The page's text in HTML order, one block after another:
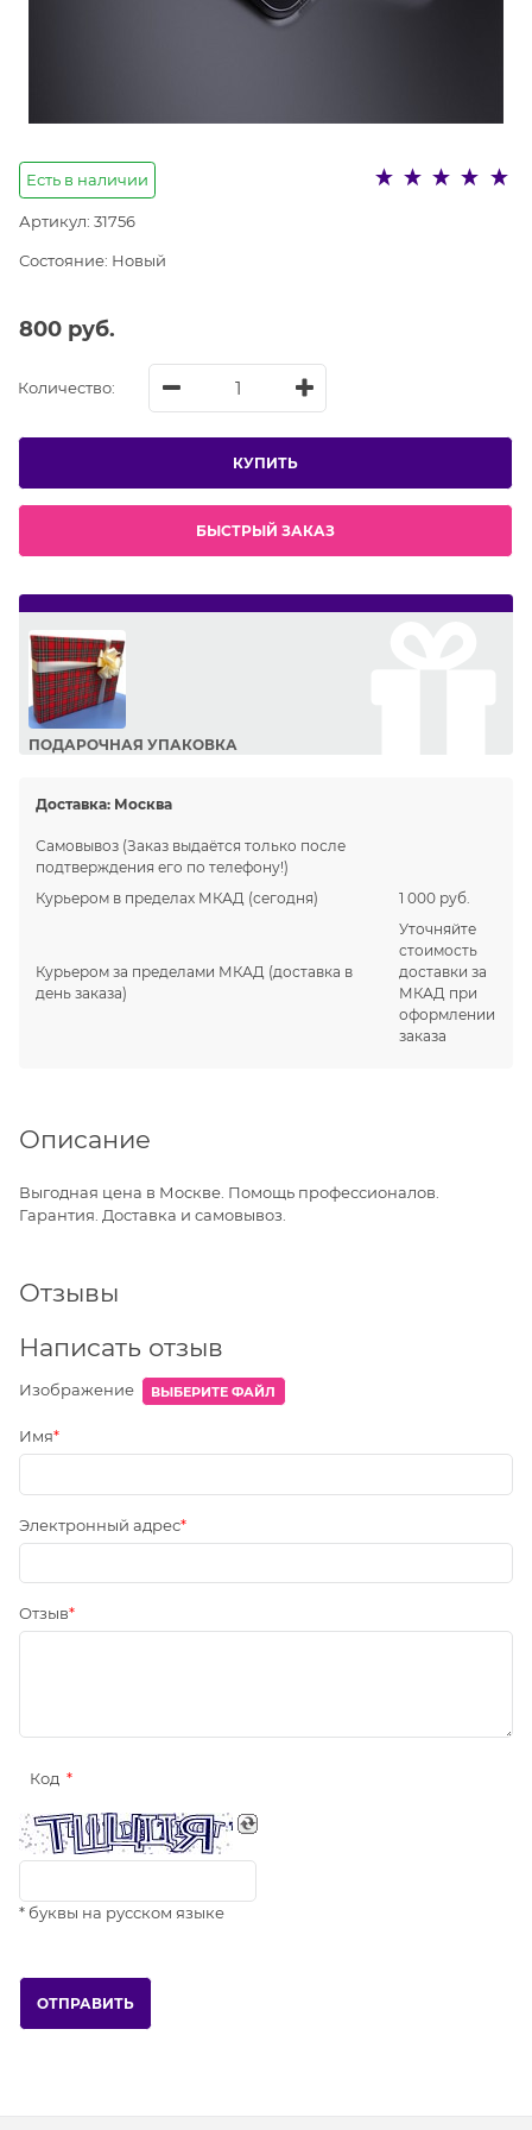
Есть в наличии
Артикул: 31756
Состояние: Новый
800 руб.
Количество:
КУПИТЬ
БЫСТРЫЙ ЗАКАЗ
ПОДАРОЧНАЯ УПАКОВКА
Доставка: Москва
Самовывоз (Заказ выдаётся только после
подтверждения его по телефону!)
Курьером в пределах МКАД (сегодня) 1 000 руб.
Курьером за пределами МКАД (доставка в
день заказа)
Уточняйте
стоимость
доставки за
МКАД при
оформлении
заказа
Описание
Выгодная цена в Москве. Помощь профессионалов.
Гарантия. Доставка и самовывоз.
Отзывы
Написать отзыв
Изображение ВЫБЕРИТЕ ФАЙЛ
Имя
Электронный адрес
Отзыв
Код
* буквы на русском языке